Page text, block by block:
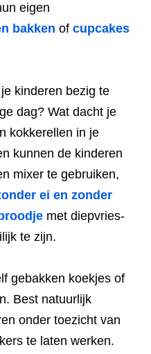
eigen
bakken of cupcakes
kinderen bezig te
dag? Wat dacht je
kokkerellen in je
kunnen de kinderen
mixer te gebruiken,
ei en zonder
met diepvries-
te zijn.
gebakken koekjes of
Best natuurlijk
onder toezicht van
te laten werken.